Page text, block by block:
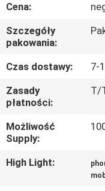
SIĘ
Z
NAMI
POPROSIĆ
Cena:
Szczegóły
pakowania:
Czas dostawy:
7-
Zasady
płatności:
T/
Możliwość
Supply:
High Light: